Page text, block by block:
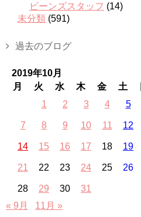
ビーンズスタッフ (14)
未分類 (591)
過去のブログ
2019年10月
月
火 水 木 金 土
1
2 3 4 5
7 8 9 10 11 12
14 15 16 17 18 19
21 22 23 24 25 26
28 29 30
31
« 9月
11月 »